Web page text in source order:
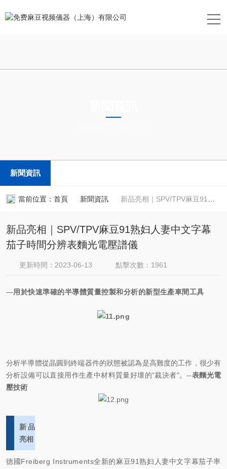
新聞資訊
當前位置： 首頁 新聞資訊 新品亮相｜SPV/TPV麻豆91熟妇人妻中文字幕茄子時間分辨表麵光電壓譜儀
新品亮相｜SPV/TPV麻豆91熟妇人妻中文字幕
茄子時間分辨表麵光電壓譜儀
更新時間：2023-06-13 點擊次數：1961
—用於快速準確的半導體質量控製和分析的新型生產車間工具
分析半導體從晶圓到終端器件的狀態被認為是高難度的工作，很少有
分析設備可以直接用作生產中材料質量好壞的“裁決者"。--表麵光電
壓技術
新品
亮相
德國Freiberg Instruments全新的麻豆91熟妇人妻中文字幕茄子率